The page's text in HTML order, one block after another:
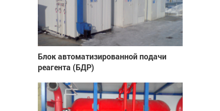
Блок автоматизированной подачи
реагента (БДР)